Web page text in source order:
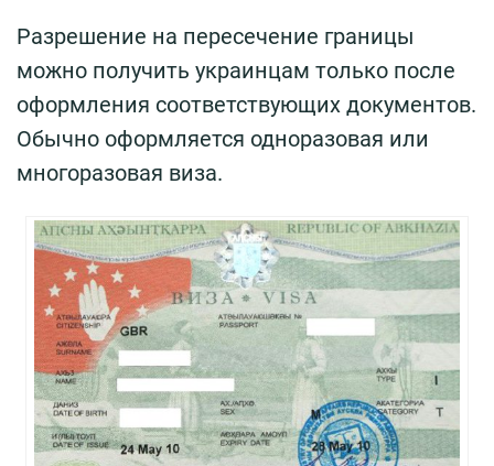
Разрешение на пересечение границы
можно получить украинцам только после
оформления соответствующих документов.
Обычно оформляется одноразовая или
многоразовая виза.